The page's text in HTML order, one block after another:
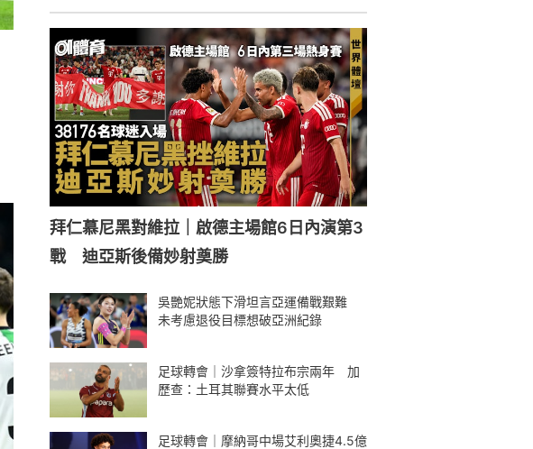
拜仁慕尼黑對維拉｜啟德主場館6日內演第3
戰 迪亞斯後備妙射奠勝
吳艷妮狀態下滑坦言亞運備戰艱難
未考慮退役目標想破亞洲紀錄
足球轉會｜沙拿簽特拉布宗兩年 加
歷查：土耳其聯賽水平太低
足球轉會｜摩納哥中場艾利奧捷4.5億